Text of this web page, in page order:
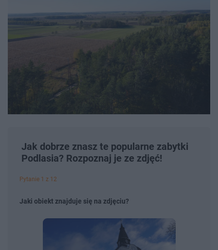
Jak dobrze znasz te popularne zabytki
Podlasia? Rozpoznaj je ze zdjęć!
Pytanie 1 z 12
Jaki obiekt znajduje się na zdjęciu?